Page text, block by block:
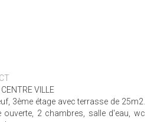
VILLE
3ème étage avec terrasse de 25m2.
ouverte, 2 chambres, salle d'eau, wc